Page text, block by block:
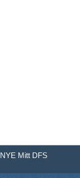
NYE Mitt DFS